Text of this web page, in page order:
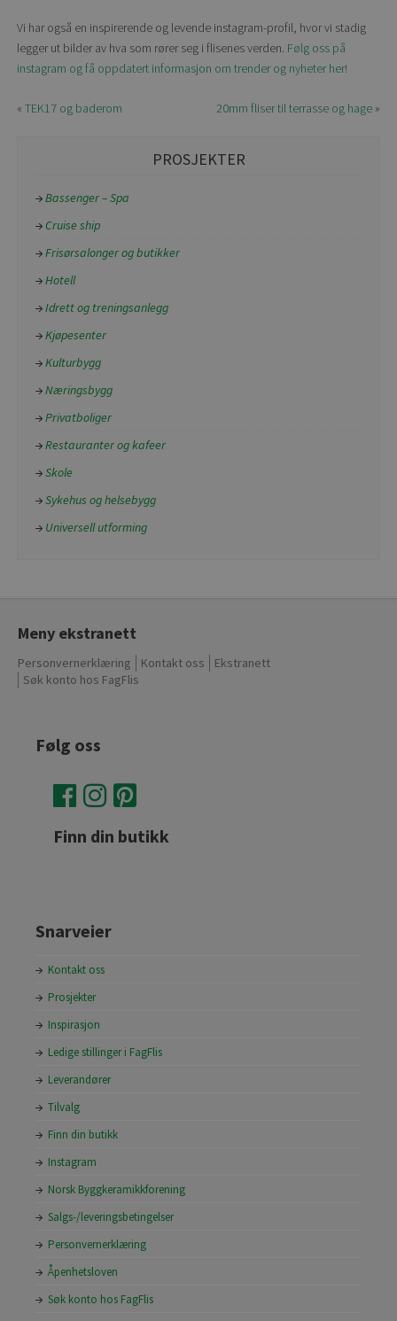
Vi har også en inspirerende og levende instagram-profil, hvor vi stadig
legger ut bilder av hva som rører seg i flisenes verden. Følg oss på
instagram og få oppdatert informasjon om trender og nyheter her!
20mm fliser til terrasse og hage »
« TEK17 og baderom
PROSJEKTER
Bassenger – Spa
Cruise ship
Frisørsalonger og butikker
Hotell
Idrett og treningsanlegg
Kjøpesenter
Kulturbygg
Næringsbygg
Privatboliger
Restauranter og kafeer
Skole
Sykehus og helsebygg
Universell utforming
Meny ekstranett
Personvernerklæring Kontakt oss
Ekstranett
Søk konto hos FagFlis
Følg oss
Finn din butikk
Snarveier
Kontakt oss
Prosjekter
Inspirasjon
Ledige stillinger i FagFlis
Leverandører
Tilvalg
Finn din butikk
Instagram
Norsk Byggkeramikkforening
Salgs-/leveringsbetingelser
Personvernerklæring
Åpenhetsloven
Søk konto hos FagFlis